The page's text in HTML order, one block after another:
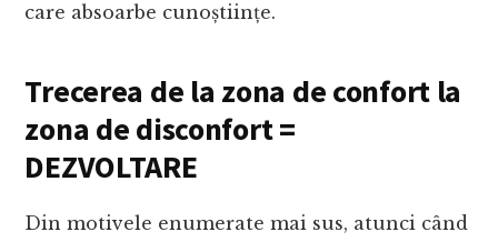
care absoarbe cunoștiințe.
Trecerea de la zona de confort la
zona de disconfort =
DEZVOLTARE
Din motivele enumerate mai sus, atunci când